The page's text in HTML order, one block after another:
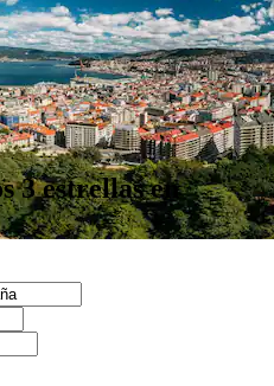
3 estrellas en